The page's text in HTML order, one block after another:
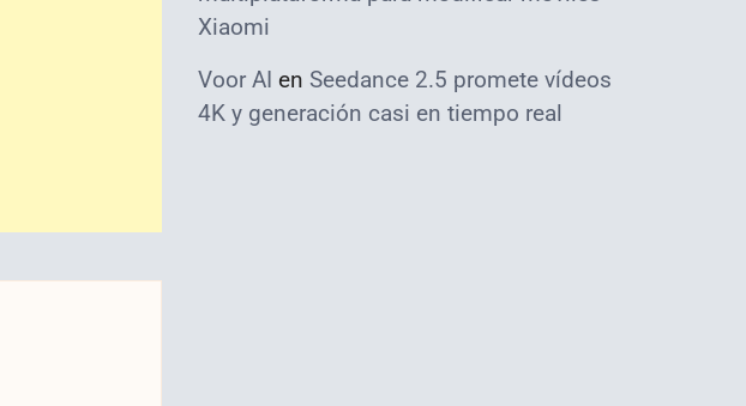
Xiaomi
Voor AI en Seedance 2.5 promete vídeos
4K y generación casi en tiempo real